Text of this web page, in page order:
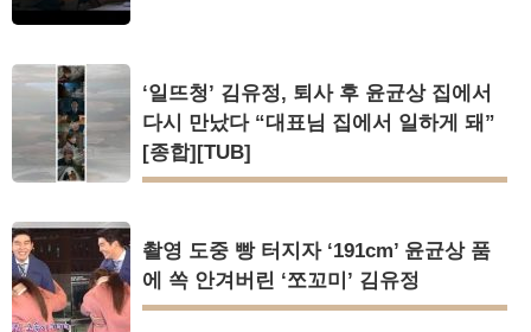
‘일뜨청’ 김유정, 퇴사 후 윤균상 집에서
다시 만났다 “대표님 집에서 일하게 돼”
[종합][TUB]
촬영 도중 빵 터지자 ‘191cm’ 윤균상 품
에 쏙 안겨버린 ‘쪼꼬미’ 김유정